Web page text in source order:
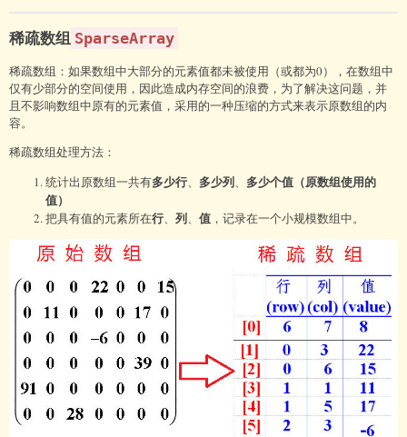
稀疏数组 SparseArray
稀疏数组：如果数组中大部分的元素值都未被使用（或都为0），在数组中
仅有少部分的空间使用，因此造成内存空间的浪费，为了解决这问题，并
且不影响数组中原有的元素值，采用的一种压缩的方式来表示原数组的内
容。
稀疏数组处理方法：
统计出原数组一共有多少行 多少列
多少个值（原数组使用的
值）
把具有值的元素所在行 列 值 ，记录在一个小规模数组中。